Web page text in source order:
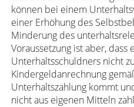
können bei einem
einer Erhöhung des
Minderung des
Voraussetzung ist aber, dass
Unterhaltsschuldners nicht
Kindergeldanrechnung
Unterhaltszahlung kommt
nicht aus eigenen Mitteln